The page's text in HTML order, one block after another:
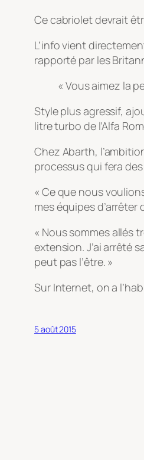
Ce cabriolet devrait
L’info vient
rapporté par les
« Vous aimez la
Style plus agressif,
litre turbo de l’Alfa
Chez Abarth,
processus qui fera
« Ce que nous
mes équipes
« Nous sommes allés
extension. J’ai arrêté
peut pas l’être. »
Sur Internet, on a
5 août 2015